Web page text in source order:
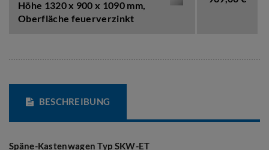
Höhe 1320 x 900 x 1090 mm,
Oberfläche feuerverzinkt
BESCHREIBUNG
Späne-Kastenwagen Typ SKW-ET